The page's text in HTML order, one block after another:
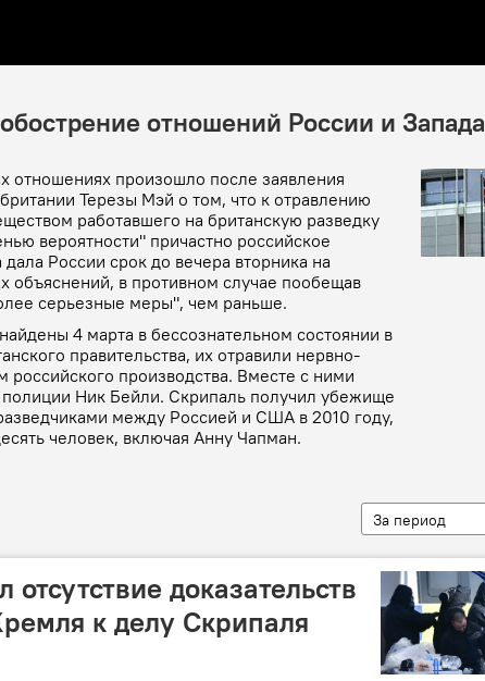
отношений России и Запада
отношениях произошло после заявления
Терезы Мэй о том, что к отравлению
работавшего на британскую разведку
вероятности" причастно российское
России срок до вечера вторника на
объяснений, в противном случае пообещав
серьезные меры", чем раньше.
4 марта в бессознательном состоянии в
правительства, их отравили нервно-
российского производства. Вместе с ними
полиции Ник Бейли. Скрипаль получил убежище
между Россией и США в 2010 году,
человек, включая Анну Чапман.
За период
доказательств
к делу Скрипаля